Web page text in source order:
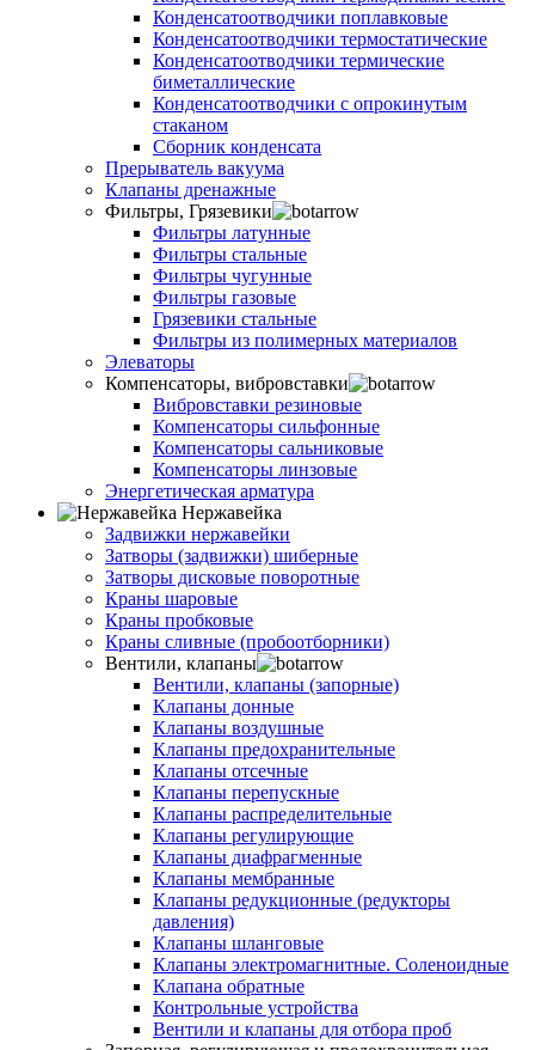
Конденсатоотводчики поплавковые
Конденсатоотводчики термостатические
Конденсатоотводчики термические
биметаллические
Конденсатоотводчики с опрокинутым
стаканом
Сборник конденсата
Прерыватель вакуума
Клапаны дренажные
Фильтры, Грязевики
Фильтры латунные
Фильтры стальные
Фильтры чугунные
Фильтры газовые
Грязевики стальные
Фильтры из полимерных материалов
Элеваторы
Компенсаторы, вибровставки
Вибровставки резиновые
Компенсаторы сильфонные
Компенсаторы сальниковые
Компенсаторы линзовые
Энергетическая арматура
Нержавейка
Задвижки нержавейки
Затворы (задвижки) шиберные
Затворы дисковые поворотные
Краны шаровые
Краны пробковые
Краны сливные (пробоотборники)
Вентили, клапаны
Вентили, клапаны (запорные)
Клапаны донные
Клапаны воздушные
Клапаны предохранительные
Клапаны отсечные
Клапаны перепускные
Клапаны распределительные
Клапаны регулирующие
Клапаны диафрагменные
Клапаны мембранные
Клапаны редукционные (редукторы
давления)
Клапаны шланговые
Клапаны электромагнитные. Соленоидные
Клапана обратные
Контрольные устройства
Вентили и клапаны для отбора проб